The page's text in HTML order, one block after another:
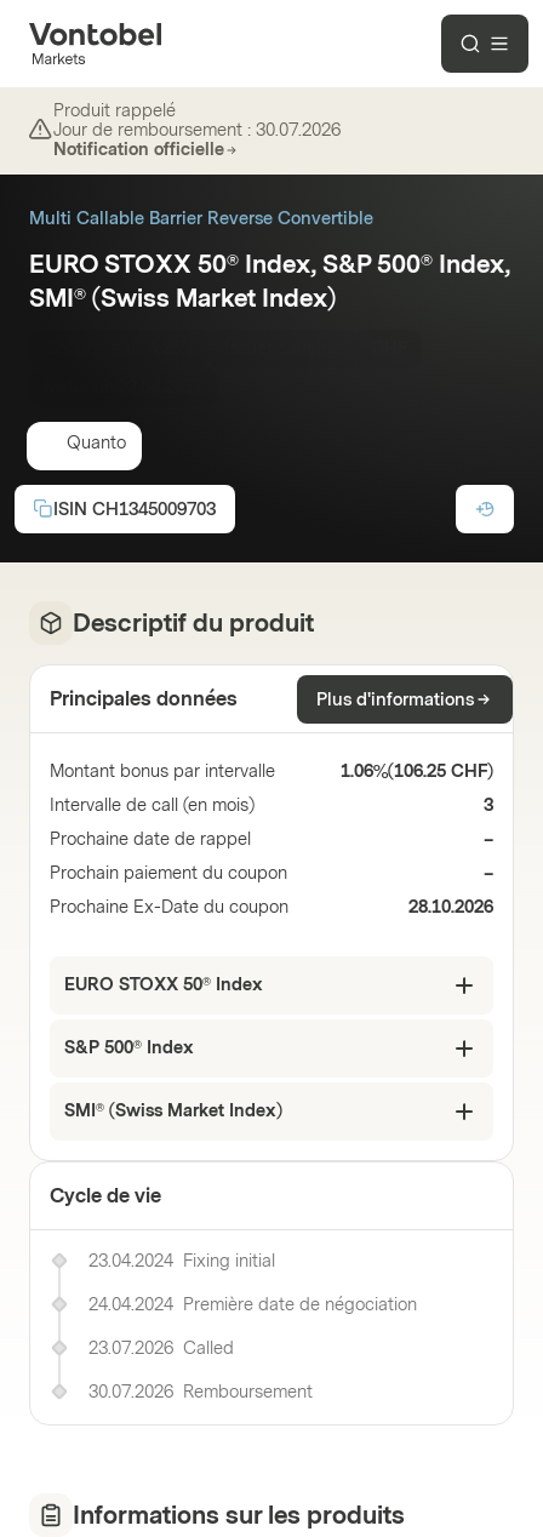
Produit rappelé
Jour de remboursement : 30.07.2026
Notification officielle
Multi Callable Barrier Reverse Convertible
EURO STOXX 50® Index, S&P 500® Index,
SMI® (Swiss Market Index)
Quanto
ISIN CH1345009703
Descriptif du produit
Principales données Plus d'informations
Montant bonus par intervalle 1.06%(106.25 CHF)
Intervalle de call (en mois)
3
Prochaine date de rappel
–
Prochain paiement du coupon
–
Prochaine Ex-Date du coupon
28.10.2026
EURO STOXX 50® Index
S&P 500® Index
SMI® (Swiss Market Index)
Cycle de vie
23.04.2024 Fixing initial
24.04.2024 Première date de négociation
23.07.2026 Called
30.07.2026 Remboursement
Informations sur les produits